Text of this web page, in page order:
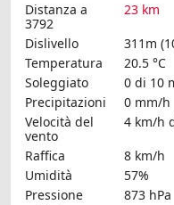
Distanza a
3792
23 km
Dislivello
311m
Temperatura
20.5 °C
Soleggiato
0 di 10
Precipitazioni
0 mm/h
Velocità del
vento
4 km/h
Raffica
8 km/h
Umidità
57%
Pressione
873 hPa